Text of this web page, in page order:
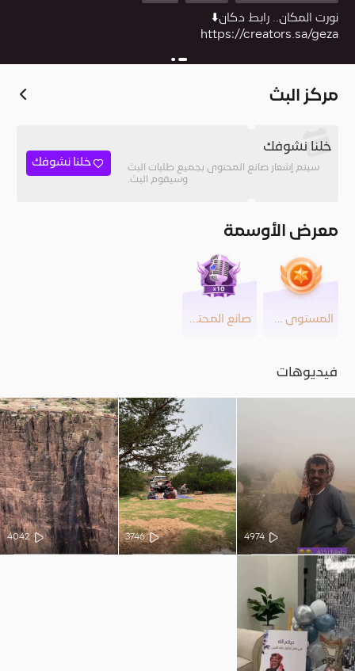
https://creators.sa/geza
مركز البث
خلنا نشوفك
سيتم إشعار صانع المحتوى بجميع طلبات البث
وسيقوم البث.
خلنا نشوفك
معرض الأوسمة
المستوى 26 صانع المحتوى
فيديوهات
4974
3746
4042